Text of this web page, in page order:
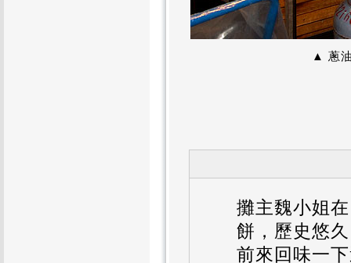
▲ 蔥
攤主魏小姐
餅，歷史悠
前來回味一